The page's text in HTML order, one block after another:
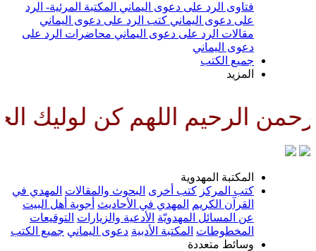
فتاوى الرد على دعوى اليماني المكتبة المرئية- الرد
على دعوى اليماني كتب الرد على دعوى اليماني
مقالات الرد على دعوى اليماني محاضرات الرد على
دعوى اليماني
جميع الكتب
المزيد
الرحيم اللهم كن لوليك
المكتبة المهدوية
كتب المركز كتب أخرى البحوث والمقالات المهدي في
القرآن الكريم
المهدي في الأحاديث أجوبة أهل البيت
عن المسائل المهدويّة الأدعية والزيارات التوقيعات
المخطوطات المكتبة الأدبية دعوى اليماني جميع الكتب
وسائط متعددة